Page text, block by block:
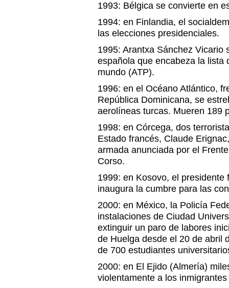
1993: Bélgica se convierte en
1994: en Finlandia, el
las elecciones presidenciales.
1995: Arantxa Sánchez Vicario
española que encabeza la lista
mundo (ATP).
1996: en el Océano Atlántico,
República Dominicana, se
aerolíneas turcas. Mueren 189
1998: en Córcega, dos
Estado francés, Claude
armada anunciada por el
Corso.
1999: en Kosovo, el presidente
inaugura la cumbre para las
2000: en México, la Policía
instalaciones de Ciudad
extinguir un paro de labores
de Huelga desde el 20 de abril
de 700 estudiantes
2000: en El Ejido (Almería)
violentamente a los